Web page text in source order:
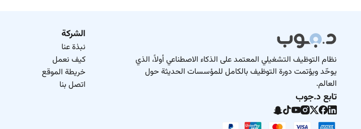
نظام التوظيف التشغيلي المعتمد على الذكاء الاصطناعي أولاً، الذي
يوحّد ويؤتمت دورة التوظيف بالكامل للمؤسسات الحديثة حول
العالم.
تابع د.جوب
الشركة
نبذة عنا
كيف نعمل
خريطة الموقع
اتصل بنا